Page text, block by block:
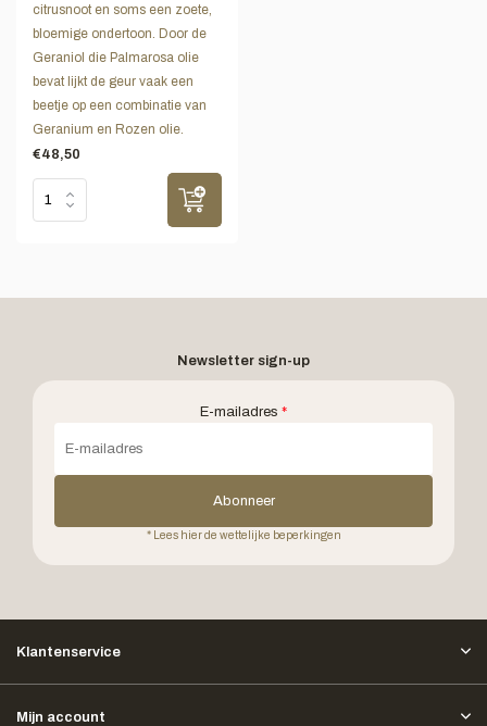
citrusnoot en soms een zoete,
bloemige ondertoon. Door de
Geraniol die Palmarosa olie
bevat lijkt de geur vaak een
beetje op een combinatie van
Geranium en Rozen olie.
€48,50
Newsletter sign-up
E-mailadres *
Abonneer
* Lees hier de wettelijke beperkingen
Klantenservice
Mijn account